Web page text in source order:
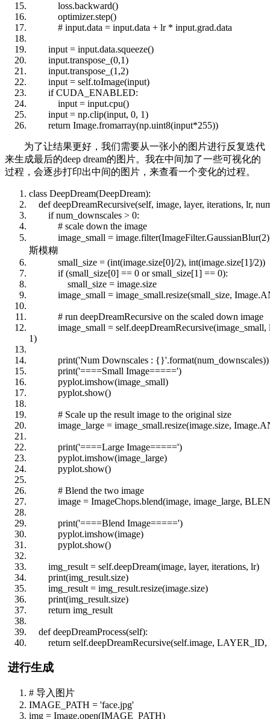
loss.backward()
optimizer.step()
# input.data = input.data + lr * input.grad.data
input = input.data.squeeze()
input.transpose_(0,1)
input.transpose_(1,2)
input = self.toImage(input)
ifCUDA_ENABLED:
input = input.cpu()
input = np.clip(input, 0, 1)
return Image.fromarray(np.uint8(input*255))
为了让结果更好，我们需要从一张小的图片进行反复迭代
来生成最后的deep dream的图片。我在中间加了一些可视化的
过程，会逐步打印出中间的图片，来查看一个变化的过程。
class DeepDream(DeepDream):
defdeepDreamRecursive(self, image, layer, iterations, lr,
ifnum_downscales > 0:
# scale down the image
image_small = image.filter
斯模糊
small_size = (int(image.size[0]/2), int(image.size[1]/2))
if(small_size[0] == 0 orsmall_size[1] == 0):
small_size = image.size
image_small = image_small.resize(small_size,
# run deepDreamRecursive on the scaled down image
image_small = self
1)
print('Num Downscales : {}'.format(num_downscales))
print('====Small Image=====')
pyplot.imshow(image_small)
pyplot.show()
# Scale up the result image to the original size
image_large = image_small.resize(image.size,
print('====Large Image=====')
pyplot.imshow(image_large)
pyplot.show()
# Blend the two image
image = ImageChops.blend(image, image_large,
print('====Blend Image=====')
pyplot.imshow(image)
pyplot.show()
img_result = self.deepDream(image, layer, iterations, lr)
print(img_result.size)
img_result = img_result.resize(image.size)
print(img_result.size)
return img_result
defdeepDreamProcess(self):
return self.deepDreamRecursive(self.image,
进行生成
# 导入图片
IMAGE_PATH = 'face.jpg'
img = Image.open(IMAGE_PATH)